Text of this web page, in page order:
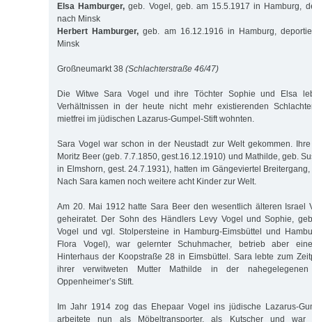
Elsa Hamburger, geb. Vogel, geb. am 15.5.1917 in Hamburg,
nach Minsk
Herbert Hamburger, geb. am 16.12.1916 in Hamburg,
Minsk
Großneumarkt 38 (Schlachterstraße 46/47)
Die Witwe Sara Vogel und ihre Töchter Sophie und Elsa
Verhältnissen in der heute nicht mehr existierenden
mietfrei im jüdischen Lazarus-Gumpel-Stift wohnten.
Sara Vogel war schon in der Neustadt zur Welt gekommen.
Moritz Beer (geb. 7.7.1850, gest.16.12.1910) und Mathilde, geb.
in Elmshorn, gest. 24.7.1931), hatten im Gängeviertel
Nach Sara kamen noch weitere acht Kinder zur Welt.
Am 20. Mai 1912 hatte Sara Beer den wesentlich älteren Israel
geheiratet. Der Sohn des Händlers Levy Vogel und Sophie,
Vogel und vgl. Stolpersteine in Hamburg-Eimsbüttel und
Flora Vogel), war gelernter Schuhmacher, betrieb aber
Hinterhaus der Koopstraße 28 in Eimsbüttel. Sara lebte zum
ihrer verwitweten Mutter Mathilde in der
Oppenheimer’s Stift.
Im Jahr 1914 zog das Ehepaar Vogel ins jüdische Lazarus-
arbeitete nun als Möbeltransporter, als Kutscher und war